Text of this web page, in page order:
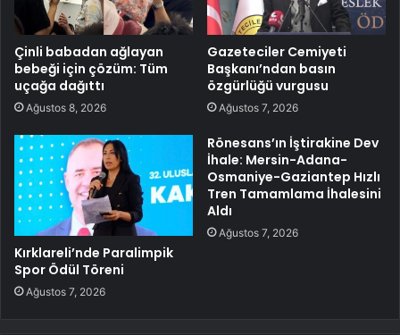
Çinli babadan ağlayan
bebeği için çözüm: Tüm
uçağa dağıttı
Ağustos 8, 2026
Gazeteciler Cemiyeti
Başkanı’ndan basın
özgürlüğü vurgusu
Ağustos 7, 2026
Kırklareli’nde Paralimpik
Spor Ödül Töreni
Ağustos 7, 2026
Rönesans’ın İştirakine Dev
İhale: Mersin-Adana-
Osmaniye-Gaziantep Hızlı
Tren Tamamlama İhalesini
Aldı
Ağustos 7, 2026